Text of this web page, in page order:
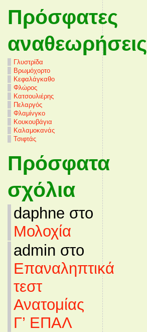
Πρόσφατες
αναθεωρήσεις
Γλυστρίδα
Βρωμόχορτο
Κεφαλάγκαθο
Φλώρος
Κατσουλιέρης
Πελαργός
Φλαμίνγκο
Κουκουβάγια
Καλαμοκανάς
Τσιφτάς
Πρόσφατα
σχόλια
daphne στο
Μολοχία
admin στο
Επαναληπτικά
τεστ
Ανατομίας
Γ’ ΕΠΑΛ